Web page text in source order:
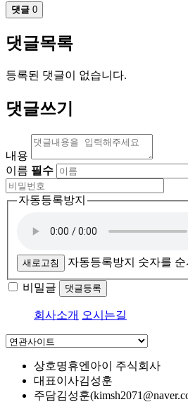
댓글 0
댓글목록
등록된 댓글이 없습니다.
댓글쓰기
내용
이름 필수
자동등록방지
새로고침 자동등록방지 숫자를
비밀글 댓글등록
회사소개 오시는길
상호명휴엔아이 주식회사
대표이사김성훈
주담김성훈